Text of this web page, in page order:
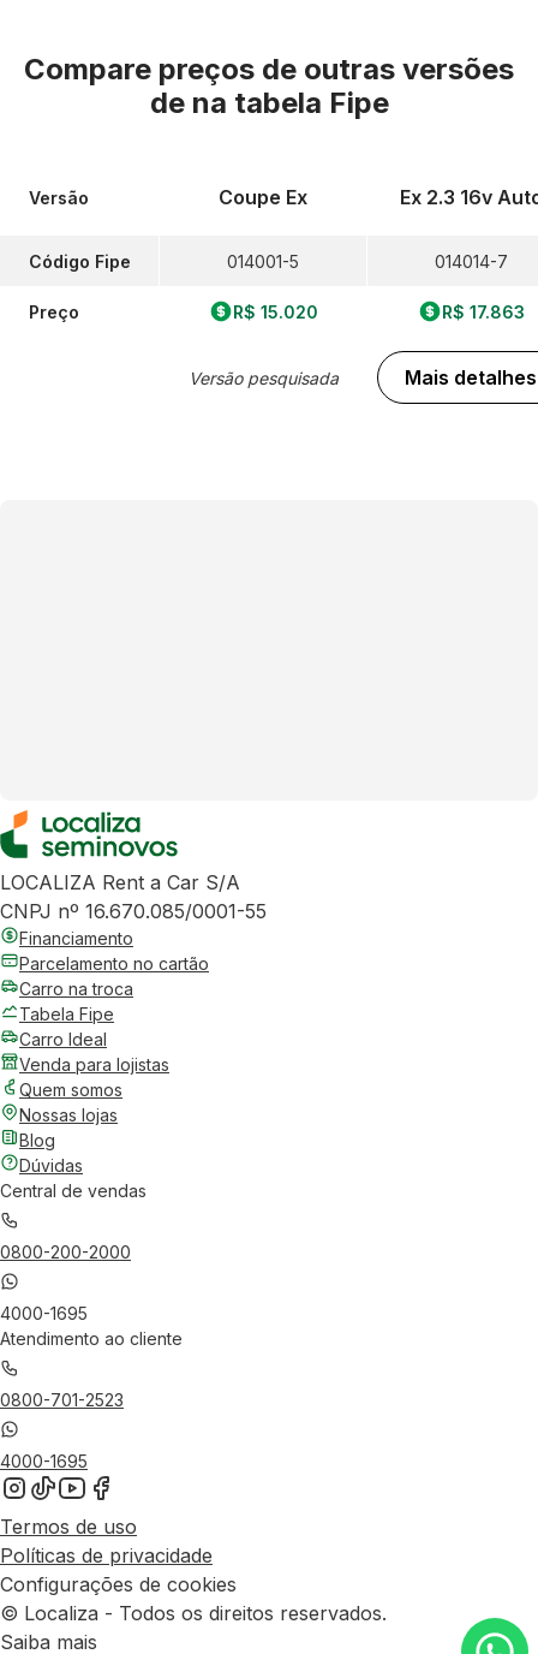
Compare preços de outras versões
de na tabela Fipe
Versão
Código Fipe
Preço
Coupe Ex
014001-5
R$ 15.020
Versão pesquisada
Ex 2.3 16v
014014-7
R$ 17.863
Mais detalhes
LOCALIZA Rent a Car S/A
CNPJ nº 16.670.085/0001-55
Financiamento
Parcelamento no cartão
Carro na troca
Tabela Fipe
Carro Ideal
Venda para lojistas
Quem somos
Nossas lojas
Blog
Dúvidas
Central de vendas
0800-200-2000
4000-1695
Atendimento ao cliente
0800-701-2523
4000-1695
Termos de uso
Políticas de privacidade
Configurações de cookies
© Localiza - Todos os direitos reservados.
Saiba mais